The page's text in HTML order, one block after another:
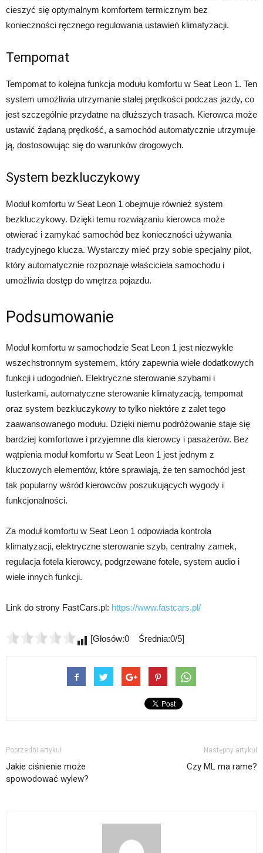
cieszyć się optymalnym komfortem termicznym bez
konieczności ręcznego regulowania ustawień klimatyzacji.
Tempomat
Tempomat to kolejna funkcja modułu komfortu w Seat Leon 1. Ten
system umożliwia utrzymanie stałej prędkości podczas jazdy, co
jest szczególnie przydatne na dłuższych trasach. Kierowca może
ustawić żądaną prędkość, a samochód automatycznie utrzymuje
ją, dostosowując się do warunków drogowych.
System bezkluczykowy
Moduł komfortu w Seat Leon 1 obejmuje również system
bezkluczykowy. Dzięki temu rozwiązaniu kierowca może
otwierać i zamykać samochód bez konieczności używania
tradycyjnego klucza. Wystarczy mieć przy sobie specjalny pilot,
który automatycznie rozpoznaje właściciela samochodu i
umożliwia dostęp do wnętrza pojazdu.
Podsumowanie
Moduł komfortu w samochodzie Seat Leon 1 jest niezwykle
wszechstronnym systemem, który zapewnia wiele dodatkowych
funkcji i udogodnień. Elektryczne sterowanie szybami i
lusterkami, automatyczne sterowanie klimatyzacją, tempomat
oraz system bezkluczykowy to tylko niektóre z zalet tego
zaawansowanego modułu. Dzięki niemu podróżowanie staje się
bardziej komfortowe i przyjemne dla kierowcy i pasażerów. Bez
wątpienia moduł komfortu w Seat Leon 1 jest jednym z
kluczowych elementów, które sprawiają, że ten samochód jest
tak popularny wśród kierowców poszukujących wygody i
funkcjonalności.
Za moduł komfortu w Seat Leon 1 odpowiada kontrola
klimatyzacji, elektryczne sterowanie szyb, centralny zamek,
regulacja fotela kierowcy, podgrzewane fotele, system audio i
wiele innych funkcji.
Link do strony FastCars.pl: https://www.fastcars.pl/
[Głosów:0 Średnia:0/5]
Poprzedni artykuł
Jakie ciśnienie może
spowodować wylew?
Następny artykuł
Czy ML ma rame?